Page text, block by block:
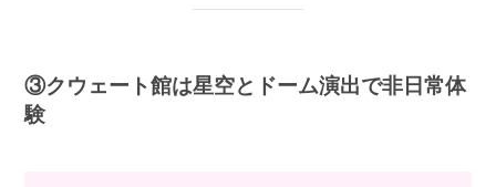
③クウェート館は星空とドーム演出で非日常体
験